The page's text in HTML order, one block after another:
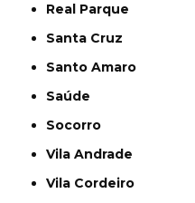
Real Parque
Santa Cruz
Santo Amaro
Saúde
Socorro
Vila Andrade
Vila Cordeiro